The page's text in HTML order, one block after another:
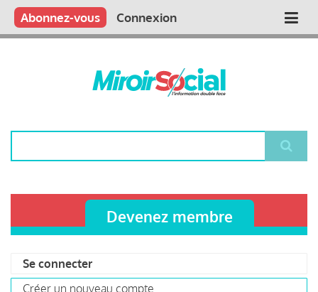
Aller
contenu
Main
Qui sommes nous ?
Vous publiez
Nous publions
Contactez-nous
Abonnez-vous Connexion
Devenez membre
Primary
Se connecter
actif)
Créer un nouveau compte